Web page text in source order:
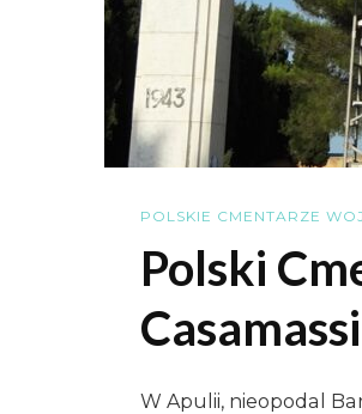
POLSKIE CMENTARZE
Polski
W Apulii, nieopodal